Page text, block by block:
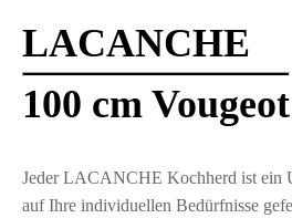
LACANCHE
100 cm Vougeot
Jeder LACANCHE Kochherd ist ein
auf Ihre individuellen Bedürfnisse